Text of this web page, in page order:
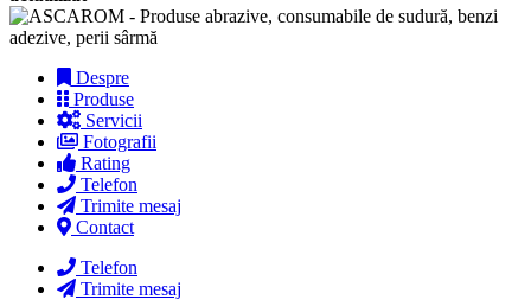
Despre
Produse
Servicii
Fotografii
Rating
Telefon
Trimite mesaj
Contact
Telefon
Trimite mesaj